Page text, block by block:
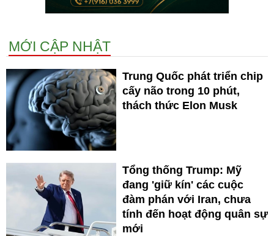
MỚI CẬP NHẬT
Trung Quốc phát triển chip
cấy não trong 10 phút,
thách thức Elon Musk
Tổng thống Trump: Mỹ
đang 'giữ kín' các cuộc
đàm phán với Iran, chưa
tính đến hoạt động quân sự
mới